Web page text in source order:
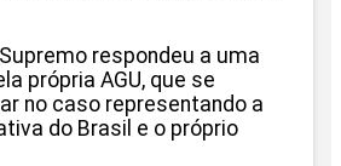
respondeu a uma
própria AGU, que se
no caso representando a
do Brasil e o próprio